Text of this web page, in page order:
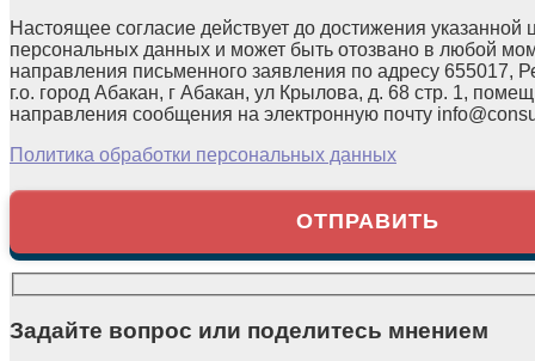
Настоящее согласие действует до достижения указанной
персональных данных и может быть отозвано в любой
направления письменного заявления по адресу 655017,
г.о. город Абакан, г Абакан, ул Крылова, д. 68 стр. 1,
направления сообщения на электронную почту
Политика обработки персональных данных
Задайте вопрос или поделитесь мнением